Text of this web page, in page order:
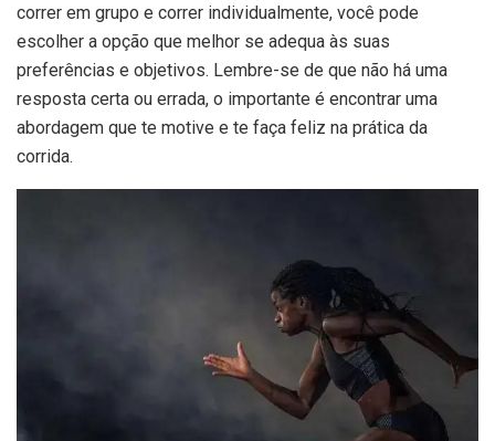
correr em grupo e correr individualmente, você pode
escolher a opção que melhor se adequa às suas
preferências e objetivos. Lembre-se de que não há uma
resposta certa ou errada, o importante é encontrar uma
abordagem que te motive e te faça feliz na prática da
corrida.